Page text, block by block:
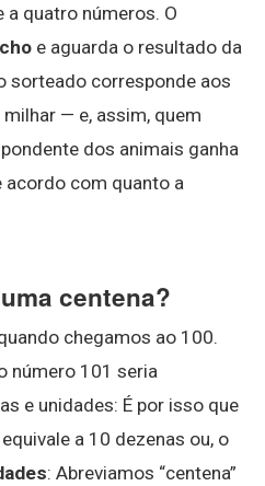
a quatro números. O
e aguarda o resultado da
sorteado corresponde aos
— e, assim, quem
dos animais ganha
acordo com quanto a
centena?
chegamos ao 100.
número 101 seria
e unidades: É por isso que
a 10 dezenas ou, o
: Abreviamos “centena”